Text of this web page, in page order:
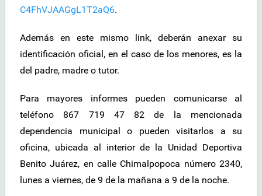
C4FhVJAAGgL1T2aQ6.
Además en este mismo link, deberán anexar su
identificación oficial, en el caso de los menores, es la
del padre, madre o tutor.
Para mayores informes pueden comunicarse al
teléfono 867 719 47 82 de la mencionada
dependencia municipal o pueden visitarlos a su
oficina, ubicada al interior de la Unidad Deportiva
Benito Juárez, en calle Chimalpopoca número 2340,
lunes a viernes, de 9 de la mañana a 9 de la noche.